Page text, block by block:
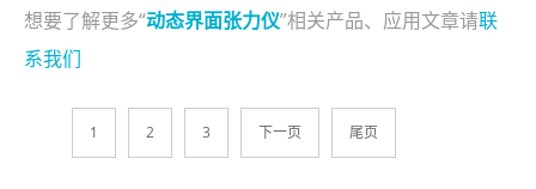
想要了解更多“动态界面张力仪”相关产品、应用文章请联
系我们
1 2 3 下一页 尾页